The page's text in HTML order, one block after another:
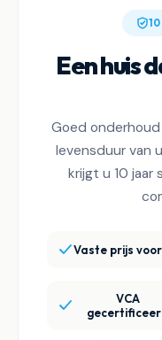
Een huis
Goed
levensduur van
krijgt u 10 jaar
Vaste prijs
VCA